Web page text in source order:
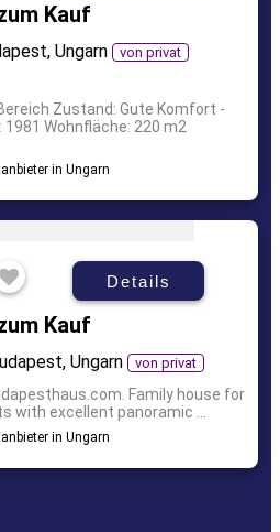
Kauf
Ungarn von privat
Zustand: Gute Komfort -
Wohnfläche: 220 m2
Details
Kauf
Ungarn von privat
Family house for
with excellent panoramic ...